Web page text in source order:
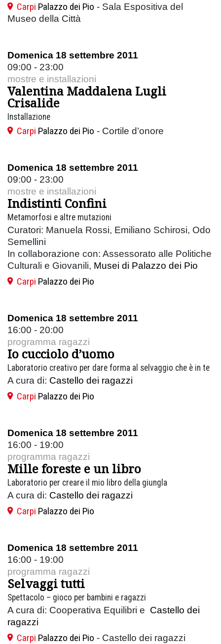
Carpi Palazzo dei Pio - Sala Espositiva del
Museo della Città
Domenica 18 settembre 2011
09:00 - 23:00
mostre e installazioni
Valentina Maddalena Lugli
Crisalide
Installazione
Carpi Palazzo dei Pio - Cortile d’onore
Domenica 18 settembre 2011
09:00 - 23:00
mostre e installazioni
Indistinti Confini
Metamorfosi e altre mutazioni
Curatori: Manuela Rossi, Emiliano Schirosi, Odo
Semellini
In collaborazione con: Assessorato alle Politiche
Culturali e Giovanili, Musei di Palazzo dei Pio
Carpi Palazzo dei Pio
Domenica 18 settembre 2011
16:00 - 20:00
programma ragazzi
Io cucciolo d’uomo
Laboratorio creativo per dare forma al selvaggio che è in te
A cura di: Castello dei ragazzi
Carpi Palazzo dei Pio
Domenica 18 settembre 2011
16:00 - 19:00
programma ragazzi
Mille foreste e un libro
Laboratorio per creare il mio libro della giungla
A cura di: Castello dei ragazzi
Carpi Palazzo dei Pio
Domenica 18 settembre 2011
16:00 - 19:00
programma ragazzi
Selvaggi tutti
Spettacolo – gioco per bambini e ragazzi
A cura di: Cooperativa Equilibri e Castello dei
ragazzi
Carpi Palazzo dei Pio - Castello dei ragazzi